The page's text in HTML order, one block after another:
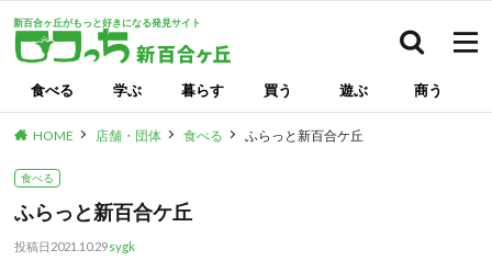
新百合ヶ丘がもっと好きになる発見サイト
食べる 学ぶ 暮らす 買う 遊ぶ 商う
HOME 店舗・団体 食べる ふらっと新百合ケ丘
食べる
ふらっと新百合ケ丘
投稿日 2021.10.29sygk